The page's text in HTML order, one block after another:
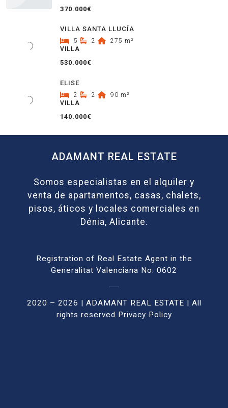
370.000€
VILLA SANTA LLUCÍA
5 2 275 m²
VILLA
530.000€
ELISE
2 2 90 m²
VILLA
140.000€
ADAMANT REAL ESTATE
Somos especialistas en el alquiler y
venta de apartamentos, casas, chalets,
pisos, áticos y locales comerciales en
Dénia, Alicante.
Registration of Real Estate Agent in the
Generalitat Valenciana No. 0602
2020 – 2026 | ADAMANT REAL ESTATE | All
rights reserved Privacy Policy